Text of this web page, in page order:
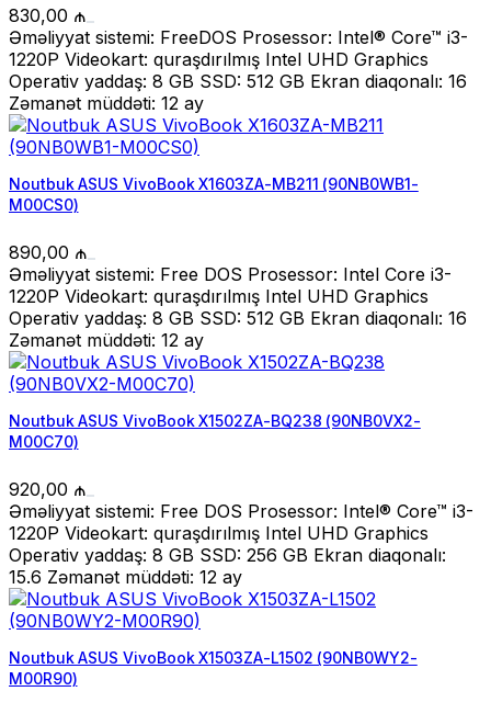
830,00 ₼
Əməliyyat sistemi: FreeDOS Prosessor: Intel® Core™ i3-
1220P Videokart: quraşdırılmış Intel UHD Graphics
Operativ yaddaş: 8 GB SSD: 512 GB Ekran diaqonalı: 16
Zəmanət müddəti: 12 ay
Noutbuk ASUS VivoBook X1603ZA-MB211 (90NB0WB1-
M00CS0)
890,00 ₼
Əməliyyat sistemi: Free DOS Prosessor: Intel Core i3-
1220P Videokart: quraşdırılmış Intel UHD Graphics
Operativ yaddaş: 8 GB SSD: 512 GB Ekran diaqonalı: 16
Zəmanət müddəti: 12 ay
Noutbuk ASUS VivoBook X1502ZA-BQ238 (90NB0VX2-
M00C70)
920,00 ₼
Əməliyyat sistemi: Free DOS Prosessor: Intel® Core™ i3-
1220P Videokart: quraşdırılmış Intel UHD Graphics
Operativ yaddaş: 8 GB SSD: 256 GB Ekran diaqonalı:
15.6 Zəmanət müddəti: 12 ay
Noutbuk ASUS VivoBook X1503ZA-L1502 (90NB0WY2-
M00R90)